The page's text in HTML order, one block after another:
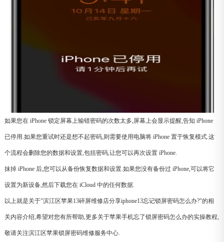
如果您在 iPhone 锁定屏幕上输错密码的次数太多,屏幕上会显示提醒,告知 iPhone
已停用.如果您重试时还是想不起密码,则需要使用电脑将 iPhone 置于恢复模式.这
个流程会删除您的数据和设置,包括密码,让您可以再次设置 iPhone.
抹掉 iPhone 后,您可以从备份恢复数据和设置.如果您没有备份过 iPhone,可以将它
设置为新设备,然后下载您在 iCloud 中的任何数据.
以上就是关于"滨江区苹果13碎屏维修店分享iphone13忘记锁屏密码怎么办?"的相
关内容介绍,希望对您有所帮助,更多关于苹果手机忘了锁屏密码怎么办的实操教程,
敬请关注滨江区苹果锁屏密码维修服务中心.